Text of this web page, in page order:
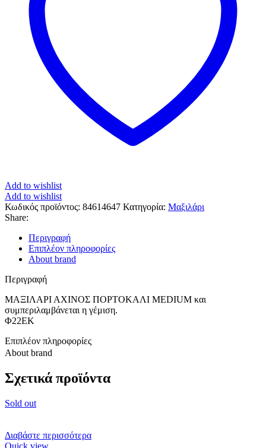
Add to wishlist
Add to wishlist
Κωδικός προϊόντος: 84614647 Κατηγορία: Μαξιλάρι
Share:
Περιγραφή
Επιπλέον πληροφορίες
About brand
Περιγραφή
ΜΑΞΙΛΑΡΙ ΑΧΙΝΟΣ ΠΟΡΤΟΚΑΛΙ MEDIUM και
συμπεριλαμβάνεται η γέμιση.
Φ22ΕΚ
Επιπλέον πληροφορίες
About brand
Σχετικά προϊόντα
Sold out
Διαβάστε περισσότερα
Quick view